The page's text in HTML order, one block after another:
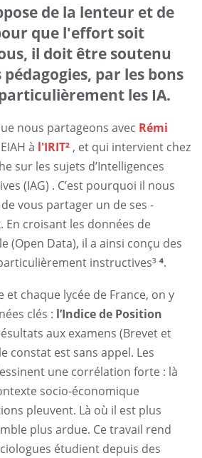
de la lenteur et de
que l'effort soit
il doit être soutenu
par les bons
les IA.
nous partageons avec Rémi
à l'IRIT² , et qui intervient chez
sur les sujets d’Intelligences
(IAG) . C’est pourquoi il nous
vous partager un de ses -
En croisant les données de
(Open Data), il a ainsi conçu des
instructives³ ⁴.
et chaque lycée de France, on y
clés : l’Indice de Position
aux examens (Brevet et
constat est sans appel. Les
une corrélation forte : là
socio-économique
pleuvent. Là où il est plus
plus ardue. Ce travail rend
étudient depuis des